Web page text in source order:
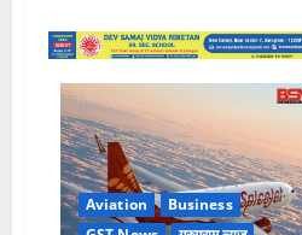
Aviation
Business